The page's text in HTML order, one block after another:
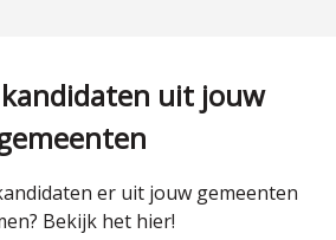
uit jouw
er uit jouw gemeenten
Bekijk het hier!